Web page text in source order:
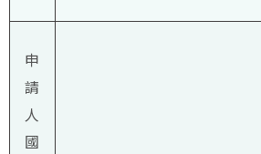
申
請
人
國